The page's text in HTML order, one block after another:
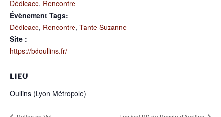
Dédicace, Rencontre
Évènement Tags:
Dédicace, Rencontre, Tante Suzanne
Site :
https://bdoullins.fr/
LIEU
Oullins (Lyon Métropole)